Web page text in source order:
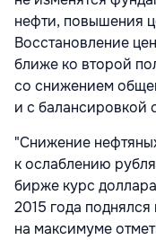
нефти, повышения
Восстановление
ближе ко второй
со снижением
и с балансировкой
"Снижение
к ослаблению
бирже курс
2015 года
на максимуме